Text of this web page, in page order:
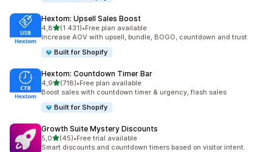
Hextom: Upsell Sales Boost
4,8z 5 hvězd
(1 431)
Celkový počet recenzí: 1431
•Free plan available
Increase AOV with upsell, bundle, BOGO, countdown and trust
Built for Shopify
Hextom: Countdown Timer Bar
4,9z 5 hvězd
(718)
Celkový počet recenzí: 718
•Free plan available
Boost sales with countdown timer & urgency, flash sales
Built for Shopify
Growth Suite Mystery Discounts
5,0z 5 hvězd
(45)
Celkový počet recenzí: 45
•Free trial available
Smart discounts and countdown timers based on visitor intent.